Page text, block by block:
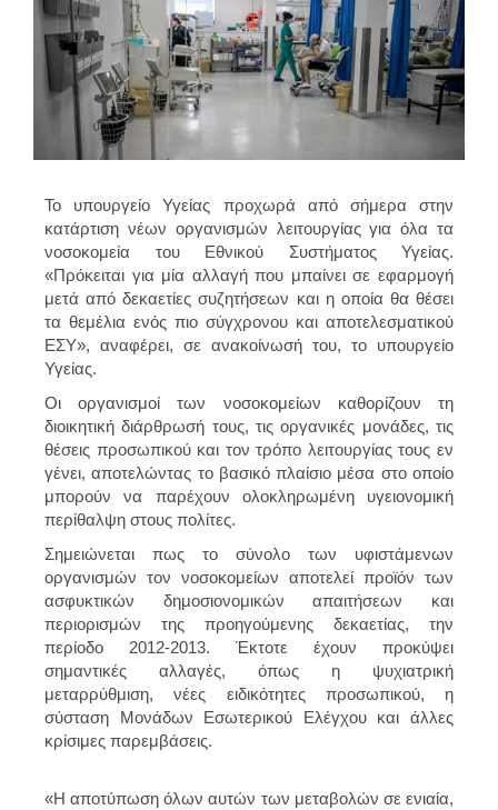
Το υπουργείο Υγείας προχωρά από σήμερα στην
κατάρτιση νέων οργανισμών λειτουργίας για όλα τα
νοσοκομεία του Εθνικού Συστήματος Υγείας.
«Πρόκειται για μία αλλαγή που μπαίνει σε εφαρμογή
μετά από δεκαετίες συζητήσεων και η οποία θα θέσει
τα θεμέλια ενός πιο σύγχρονου και αποτελεσματικού
ΕΣΥ», αναφέρει, σε ανακοίνωσή του, το υπουργείο
Υγείας.
Οι οργανισμοί των νοσοκομείων καθορίζουν τη
διοικητική διάρθρωσή τους, τις οργανικές μονάδες, τις
θέσεις προσωπικού και τον τρόπο λειτουργίας τους εν
γένει, αποτελώντας το βασικό πλαίσιο μέσα στο οποίο
μπορούν να παρέχουν ολοκληρωμένη υγειονομική
περίθαλψη στους πολίτες.
Σημειώνεται πως το σύνολο των υφιστάμενων
οργανισμών τον νοσοκομείων αποτελεί προϊόν των
ασφυκτικών δημοσιονομικών απαιτήσεων και
περιορισμών της προηγούμενης δεκαετίας, την
περίοδο 2012-2013. Έκτοτε έχουν προκύψει
σημαντικές αλλαγές, όπως η ψυχιατρική
μεταρρύθμιση, νέες ειδικότητες προσωπικού, η
σύσταση Μονάδων Εσωτερικού Ελέγχου και άλλες
κρίσιμες παρεμβάσεις.
«Η αποτύπωση όλων αυτών των μεταβολών σε ενιαία,